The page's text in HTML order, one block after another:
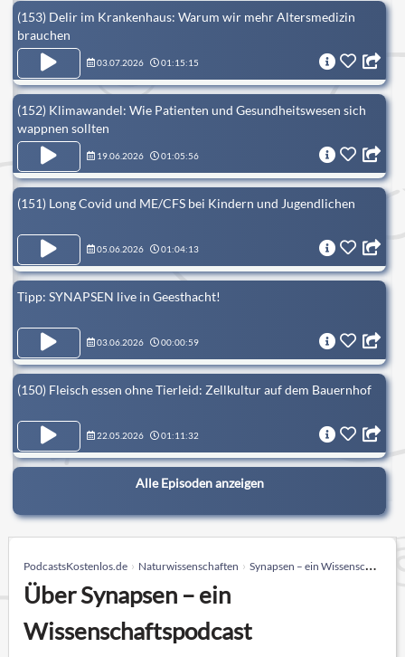
(153) Delir im Krankenhaus: Warum wir mehr Altersmedizin
brauchen
03.07.2026 01:15:15
(152) Klimawandel: Wie Patienten und Gesundheitswesen sich
wappnen sollten
19.06.2026 01:05:56
(151) Long Covid und ME/CFS bei Kindern und Jugendlichen
05.06.2026 01:04:13
Tipp: SYNAPSEN live in Geesthacht!
03.06.2026 00:00:59
(150) Fleisch essen ohne Tierleid: Zellkultur auf dem Bauernhof
22.05.2026 01:11:32
Alle Episoden anzeigen
PodcastsKostenlos.de Naturwissenschaften Synapsen – ein Wissenschaftspodcast
Über Synapsen – ein
Wissenschaftspodcast